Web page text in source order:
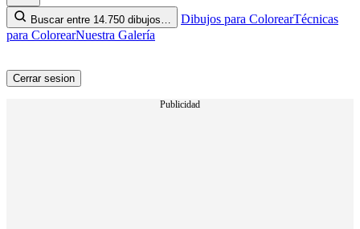
Buscar entre 14.750 dibujos… Dibujos para ColorearTécnicas
para ColorearNuestra Galería
Cerrar sesion
Publicidad